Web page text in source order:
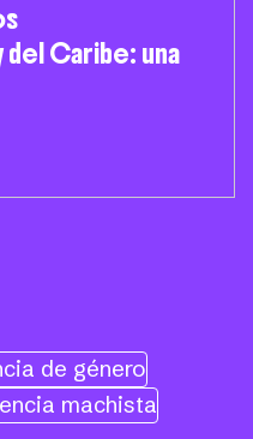
Caribe: una
de género
machista